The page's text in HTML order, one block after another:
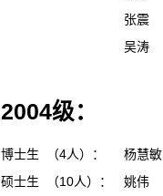
张震
吴涛
2004级：
博士生 （4人）：
杨慧
硕士生 （10人）：
姚伟